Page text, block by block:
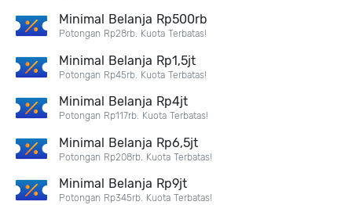
Minimal Belanja Rp500rb
Potongan Rp28rb. Kuota Terbatas!
Minimal Belanja Rp1,5jt
Potongan Rp45rb. Kuota Terbatas!
Minimal Belanja Rp4jt
Potongan Rp117rb. Kuota Terbatas!
Minimal Belanja Rp6,5jt
Potongan Rp208rb. Kuota Terbatas!
Minimal Belanja Rp9jt
Potongan Rp345rb. Kuota Terbatas!